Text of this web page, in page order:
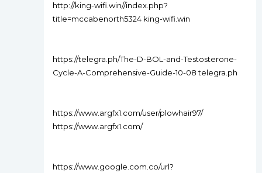
http://king-wifi.win//index.php?
title=mccabenorth5324 king-wifi.win
https://telegra.ph/The-D-BOL-and-Testosterone-
Cycle-A-Comprehensive-Guide-10-08 telegra.ph
https://www.argfx1.com/user/plowhair97/
https://www.argfx1.com/
https://www.google.com.co/url?